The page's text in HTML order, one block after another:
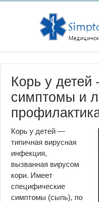
Корь у
симптомы и
Корь у детей —
типичная вирусная
инфекция,
вызванная вирусом
кори. Имеет
специфические
симптомы (сыпь), по